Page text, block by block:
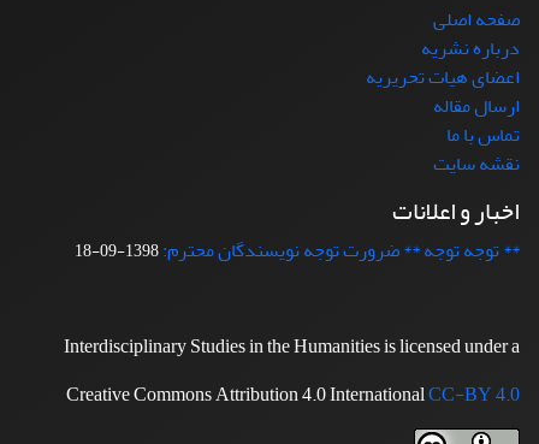
صفحه اصلی
درباره نشریه
اعضای هیات تحریریه
ارسال مقاله
تماس با ما
نقشه سایت
اخبار و اعلانات
** توجه توجه ** ضرورت توجه نویسندگان محترم:1398-09-18
Interdisciplinary Studies in the Humanities is licensed under a
Creative Commons Attribution 4.0 InternationalCC-BY 4.0